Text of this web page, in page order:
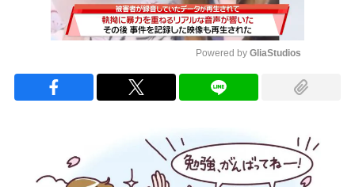
Powered by GliaStudios